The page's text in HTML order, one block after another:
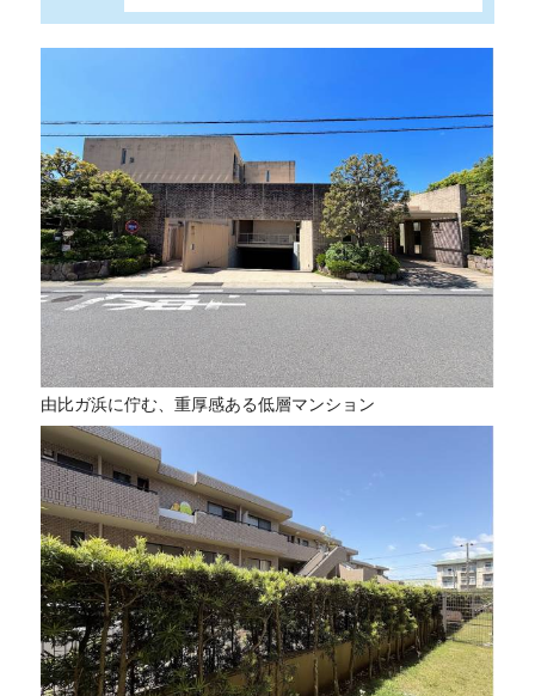
由比ガ浜に佇む、重厚感ある低層マンション